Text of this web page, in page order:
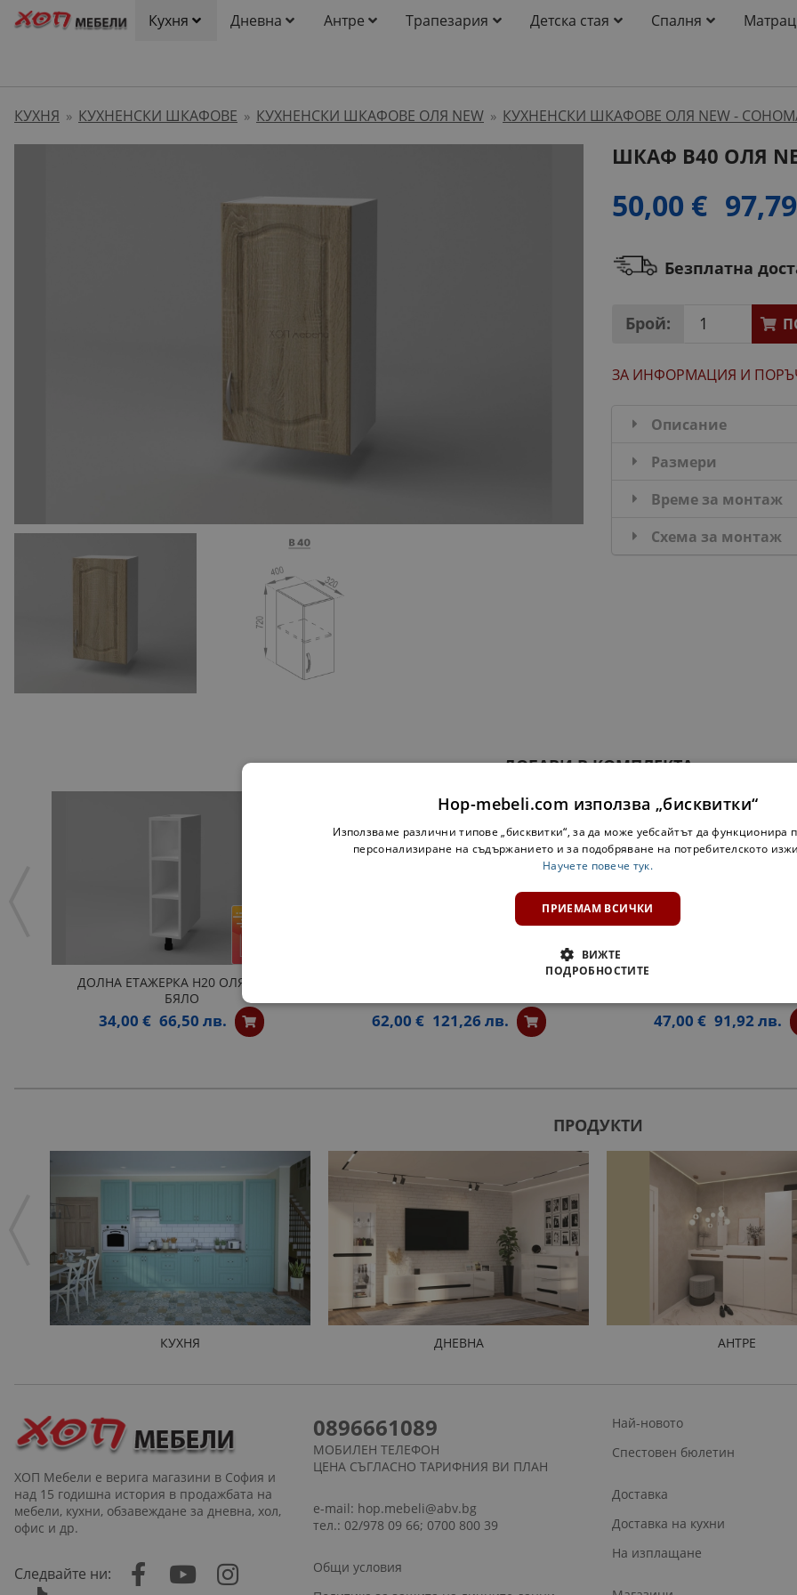
Кухня Дневна Антре Трапезария Детска стая Спалня
КУХНЯ » КУХНЕНСКИ ШКАФОВЕ » КУХНЕНСКИ ШКАФОВЕ ОЛЯ NEW » КУХНЕНСКИ ШКАФОВЕ ОЛЯ NEW -
ШКАФ B40 ОЛЯ
50,00 €
Безплатна
Брой:
ЗА ИНФОРМАЦИЯ И
Описание
Размери
Време за монтаж
Схема за монтаж
ДОБАВИ В КОМПЛЕКТА
ДОЛНА ЕТАЖЕРКА Н20 ОЛЯ NEW -
БЯЛО
34,00 € 66,50 лв.
ОТВОРЕН ШКАФ ЗА БУТИЛКИ ОЛЯ
62,00 € 121,26 лв. 47,00 € 91,92 лв.
ПРОДУКТИ
КУХНЯ ДНЕВНА АНТРЕ
ХОП Мебели е верига магазини в София и
над 15 годишна история в продажбата на
мебели, кухни, обзавеждане за дневна, хол,
офис и др.
Следвайте ни:
0896661089
МОБИЛЕН ТЕЛЕФОН
ЦЕНА СЪГЛАСНО ТАРИФНИЯ ВИ ПЛАН
e-mail: hop.mebeli@abv.bg
тел.: 02/978 09 66; 0700 800 39
Общи условия
Най-новото
Спестовен бюлетин
Доставка
Доставка на кухни
На изплащане
Hop-mebeli.com използва „бисквитки“
Използваме различни типове „бисквитки“, за да може уебсайтът да функционира
персонализиране на съдържанието и за подобряване на потребителското
Научете повече тук.
ПРИЕМАМ ВСИЧКИ
ВИЖТЕ
ПОДРОБНОСТИТЕ